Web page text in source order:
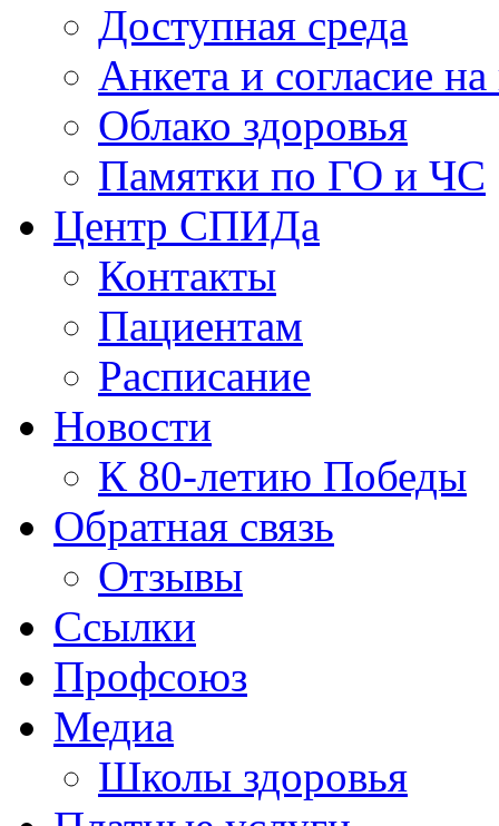
Доступная среда
Анкета и согласие
Облако здоровья
Памятки по ГО и ЧС
Центр СПИДа
Контакты
Пациентам
Расписание
Новости
К 80-летию Победы
Обратная связь
Отзывы
Ссылки
Профсоюз
Медиа
Школы здоровья